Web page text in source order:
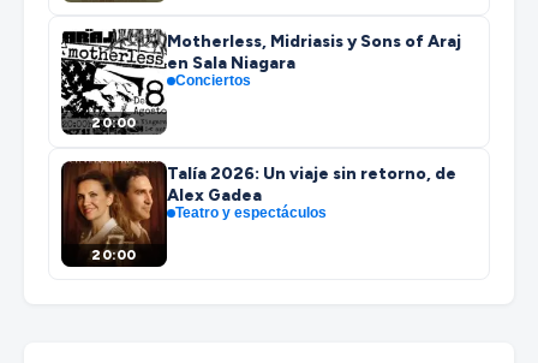
20:00
Motherless, Midriasis y Sons of Araj
en Sala Niagara
Conciertos
20:00
Talía 2026: Un viaje sin retorno, de
Alex Gadea
Teatro y espectáculos